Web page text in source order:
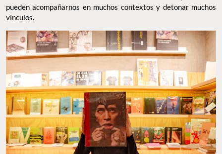
incluso nos puede levantar el humor. Estoslugares con libros en
la CDMX
pueden acompañarnos en muchos contextos y detonar muchos
vínculos.